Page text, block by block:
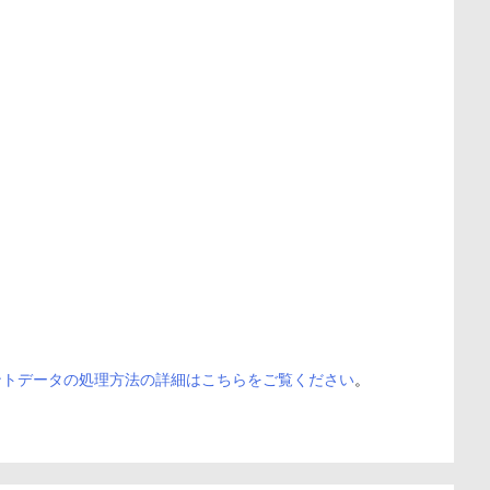
データの処理方法の詳細はこちらをご覧ください。